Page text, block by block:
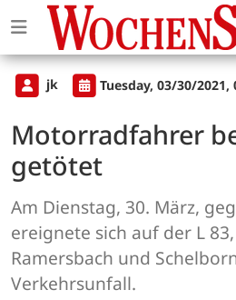
jk Tuesday, 03/30/2021,
Motorradfahrer
getötet
Am Dienstag, 30. März,
ereignete sich auf der L
Ramersbach und
Verkehrsunfall.